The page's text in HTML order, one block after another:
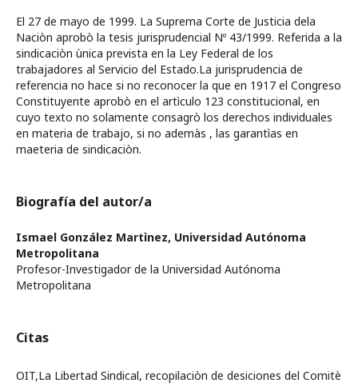
El 27 de mayo de 1999. La Suprema Corte de Justicia dela
Naciòn aprobò la tesis jurisprudencial Nº 43/1999. Referida a la
sindicaciòn ùnica prevista en la Ley Federal de los
trabajadores al Servicio del Estado.La jurisprudencia de
referencia no hace si no reconocer la que en 1917 el Congreso
Constituyente aprobò en el artìculo 123 constitucional, en
cuyo texto no solamente consagrò los derechos individuales
en materia de trabajo, si no ademàs , las garantìas en
maeteria de sindicaciòn.
Biografía del autor/a
Ismael González Martìnez, Universidad Autónoma
Metropolitana
Profesor-Investigador de la Universidad Autónoma
Metropolitana
Citas
OIT,La Libertad Sindical, recopilaciòn de desiciones del Comitè